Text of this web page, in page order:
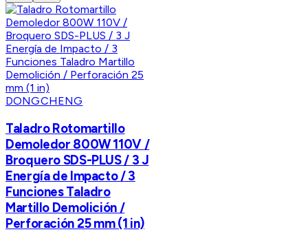
DONGCHENG
Taladro Rotomartillo
Demoledor 800W 110V /
Broquero SDS-PLUS / 3 J
Energía de Impacto / 3
Funciones Taladro
Martillo Demolición /
Perforación 25 mm (1 in)